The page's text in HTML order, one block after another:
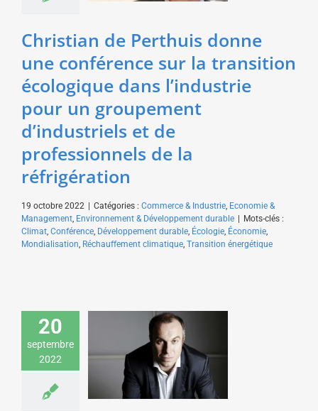
Environnement &
Développement durable
Christian de Perthuis donne
une conférence sur la transition
écologique dans l’industrie
pour un groupement
d’industriels et de
professionnels de la
réfrigération
19 octobre 2022 Catégories : Commerce & Industrie, Economie &
Management, Environnement & Développement durable
Mots-clés :
Climat, Conférence, Développement durable, Écologie, Économie,
Mondialisation, Réchauffement climatique, Transition énergétique
20
septembre
2022
François Gemenne
donne une conférence
sur la transformation
écologique des
territoires pour Veolia
Economie & Management